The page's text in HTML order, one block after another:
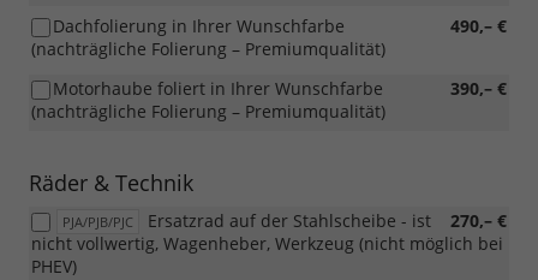
490,– €
Dachfolierung in Ihrer Wunschfarbe
(nachträgliche Folierung – Premiumqualität)
390,– €
Motorhaube foliert in Ihrer Wunschfarbe
(nachträgliche Folierung – Premiumqualität)
Räder & Technik
PJA/PJB/PJC 270,– €
Ersatzrad auf der Stahlscheibe - ist
nicht vollwertig, Wagenheber, Werkzeug (nicht möglich bei
PHEV)